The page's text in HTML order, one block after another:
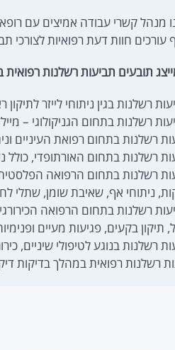
מנהל קשרי עבודה אמיצים עם
עורכים חוות דעת רפואיות לצורכי
תובעים תביעות רשלנות רפואית
רשלנות בגין ניתוחי לייזר
רשלנות בתחום הגניקולוגי –
רשלנות בתחום רפואת העיניים
רשלנות בתחום האורתופדי, כולל
רשלנות בתחום הרפואה
ניתוחי אף, שאיבת שומן, שתלי
רשלנות בתחום הרפואה
תיקון בקעים, פגיעות מעיים
רשלנות בנוגע לטיפולי שיניים,
רשלנות רפואית במהלך בדיקות